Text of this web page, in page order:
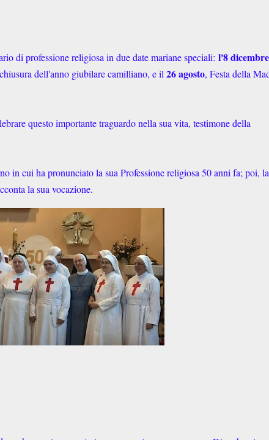
di professione religiosa in due date mariane speciali: l'8 dicembre
dell'anno giubilare camilliano, e il 26 agosto, Festa della
questo importante traguardo nella sua vita, testimone della
in cui ha pronunciato la sua Professione religiosa 50 anni fa; poi, la
la sua vocazione.